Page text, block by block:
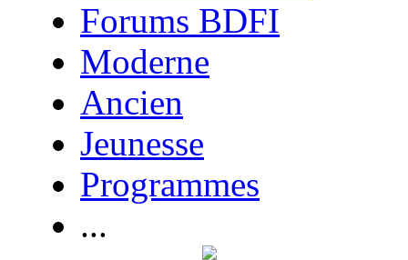
Forums BDFI
Moderne
Ancien
Jeunesse
Programmes
...